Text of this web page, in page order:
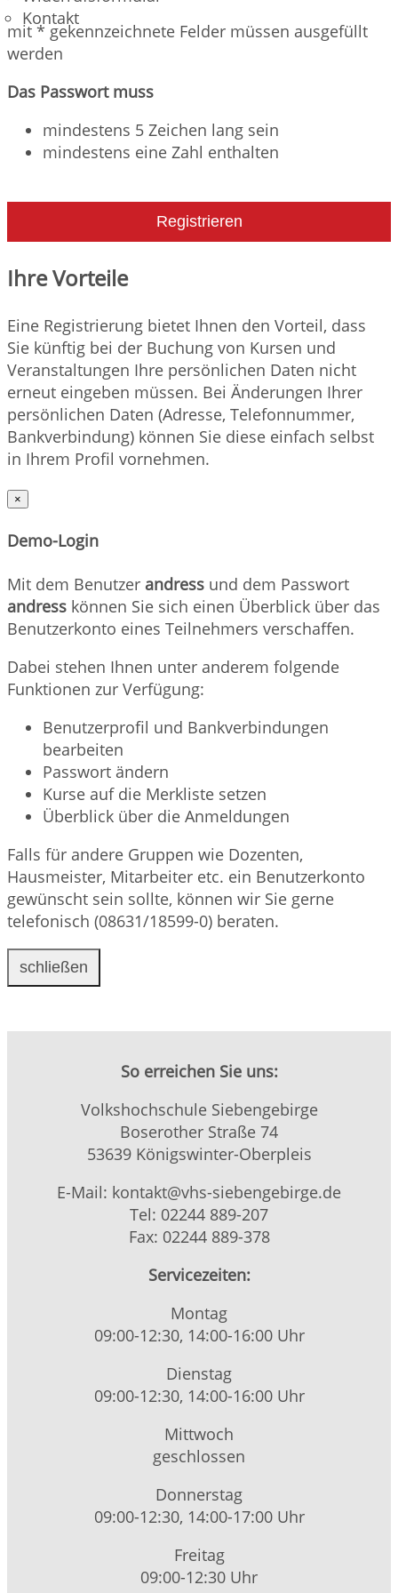
Kontakt
mit * gekennzeichnete Felder müssen ausgefüllt
werden
Das Passwort muss
mindestens 5 Zeichen lang sein
mindestens eine Zahl enthalten
Registrieren
Ihre Vorteile
Eine Registrierung bietet Ihnen den Vorteil, dass
Sie künftig bei der Buchung von Kursen und
Veranstaltungen Ihre persönlichen Daten nicht
erneut eingeben müssen. Bei Änderungen Ihrer
persönlichen Daten (Adresse, Telefonnummer,
Bankverbindung) können Sie diese einfach selbst
in Ihrem Profil vornehmen.
×
Demo-Login
Mit dem Benutzer andress und dem Passwort
andress können Sie sich einen Überblick über das
Benutzerkonto eines Teilnehmers verschaffen.
Dabei stehen Ihnen unter anderem folgende
Funktionen zur Verfügung:
Benutzerprofil und Bankverbindungen
bearbeiten
Passwort ändern
Kurse auf die Merkliste setzen
Überblick über die Anmeldungen
Falls für andere Gruppen wie Dozenten,
Hausmeister, Mitarbeiter etc. ein Benutzerkonto
gewünscht sein sollte, können wir Sie gerne
telefonisch (08631/18599-0) beraten.
schließen
So erreichen Sie uns:
Volkshochschule Siebengebirge
Boserother Straße 74
53639 Königswinter-Oberpleis
E-Mail: kontakt@vhs-siebengebirge.de
Tel: 02244 889-207
Fax: 02244 889-378
Servicezeiten:
Montag
09:00-12:30, 14:00-16:00 Uhr
Dienstag
09:00-12:30, 14:00-16:00 Uhr
Mittwoch
geschlossen
Donnerstag
09:00-12:30, 14:00-17:00 Uhr
Freitag
09:00-12:30 Uhr